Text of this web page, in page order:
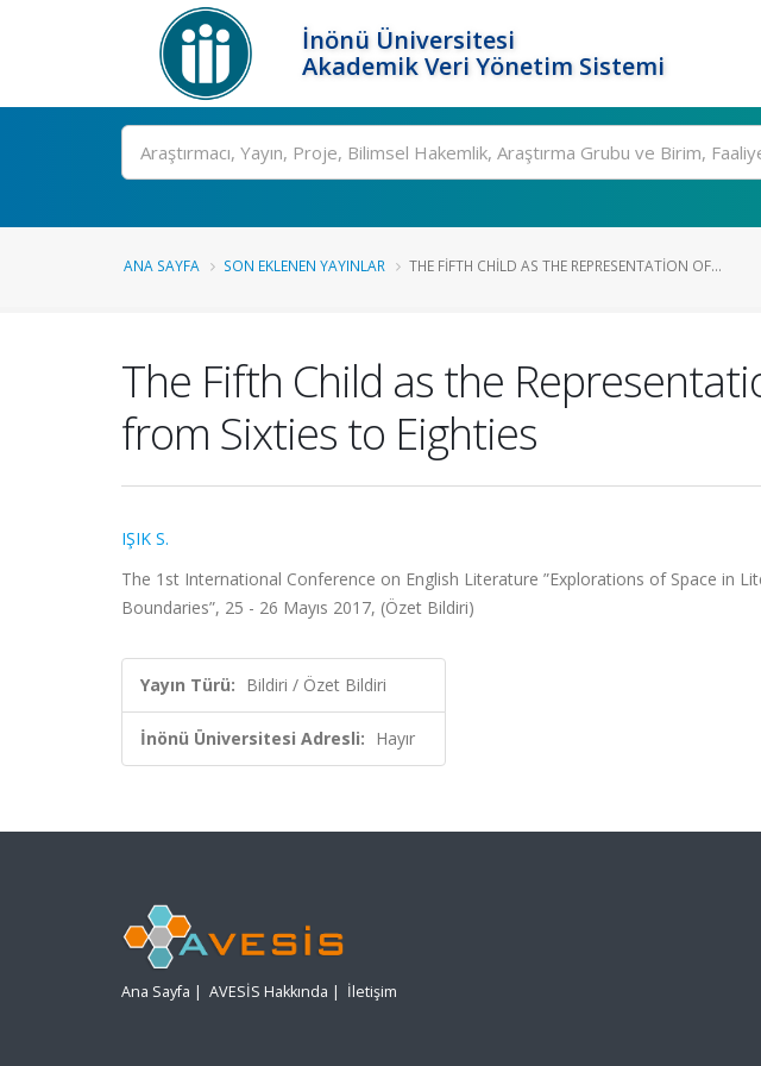
İnönü Üniversitesi
Akademik Veri Yönetim Sistemi
Ara
ANA SAYFA SON EKLENEN YAYINLAR THE FIFTH CHILD AS THE REPRESENTATION OF...
The Fifth Child as the
from Sixties to Eighties
IŞIK S.
The 1st International Conference on English Literature ”Explorations of Space in
Boundaries”, 25 - 26 Mayıs 2017, (Özet Bildiri)
Yayın Türü: Bildiri / Özet Bildiri
İnönü Üniversitesi Adresli: Hayır
Ana Sayfa | AVESİS Hakkında | İletişim